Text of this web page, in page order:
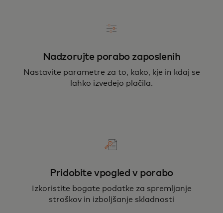
Nadzorujte porabo zaposlenih
Nastavite parametre za to, kako, kje in kdaj se
lahko izvedejo plačila.
Pridobite vpogled v porabo
Izkoristite bogate podatke za spremljanje
stroškov in izboljšanje skladnosti